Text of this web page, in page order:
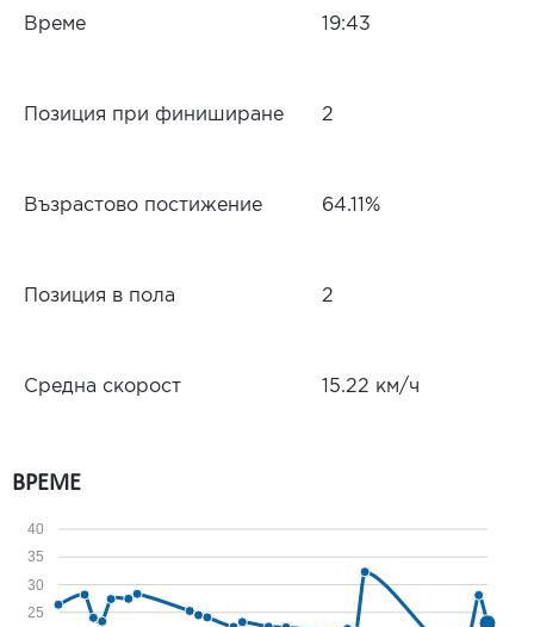
Време 19:43
Позиция при финиширане 2
Възрастово постижение 64.11%
Позиция в пола 2
Средна скорост 15.22 км/ч
ВРЕМЕ
25
30
35
40